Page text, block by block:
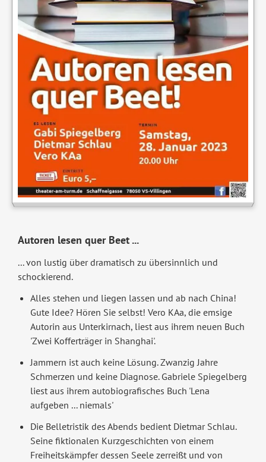
Autoren lesen quer Beet ...
... von lustig über dramatisch zu übersinnlich und
schockierend.
Alles stehen und liegen lassen und ab nach China!
Gute Idee? Hören Sie selbst! Vero KAa, die emsige
Autorin aus Unterkirnach, liest aus ihrem neuen Buch
'Zwei Kofferträger in Shanghai'.
Jammern ist auch keine Lösung. Zwanzig Jahre
Schmerzen und keine Diagnose. Gabriele Spiegelberg
liest aus ihrem autobiografisches Buch 'Lena
aufgeben ... niemals'
Die Belletristik des Abends bedient Dietmar Schlau.
Seine fiktionalen Kurzgeschichten von einem
Freiheitskämpfer dessen Seele zerreißt und von